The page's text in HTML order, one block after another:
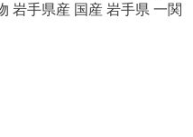
岩手県産 国産 岩手県 一関